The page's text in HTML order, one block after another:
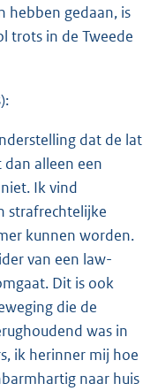
hebben gedaan, is
trots in de Tweede
dat de lat
alleen een
Ik vind
strafrechtelijke
kunnen worden.
van een law-
Dit is ook
die de
was in
ik herinner mij hoe
naar huis